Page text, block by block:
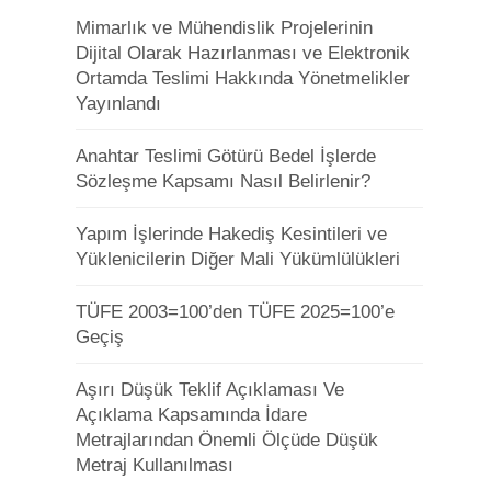
Mimarlık ve Mühendislik Projelerinin
Dijital Olarak Hazırlanması ve Elektronik
Ortamda Teslimi Hakkında Yönetmelikler
Yayınlandı
Anahtar Teslimi Götürü Bedel İşlerde
Sözleşme Kapsamı Nasıl Belirlenir?
Yapım İşlerinde Hakediş Kesintileri ve
Yüklenicilerin Diğer Mali Yükümlülükleri
TÜFE 2003=100’den TÜFE 2025=100’e
Geçiş
Aşırı Düşük Teklif Açıklaması Ve
Açıklama Kapsamında İdare
Metrajlarından Önemli Ölçüde Düşük
Metraj Kullanılması